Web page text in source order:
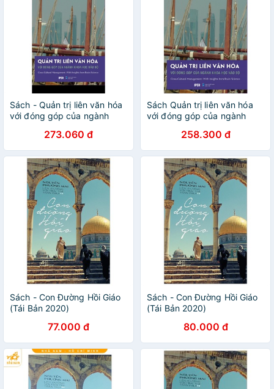
Sách - Quản trị liên văn hóa
với đóng góp của ngành
Phương Mai273.060 đ
Sách Quản trị liên văn hóa
với đóng góp của ngành
258.300 đ
Sách - Con Đường Hồi Giáo
(Tái Bản 2020)
77.000 đ
Sách - Con Đường Hồi Giáo
(Tái Bản 2020)
80.000 đ